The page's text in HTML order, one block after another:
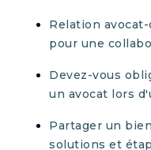
Relation
pour une
Devez-vous
un avocat lors
Partager un
solutions et